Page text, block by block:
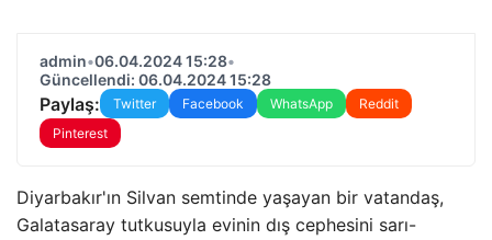
admin•06.04.2024 15:28•
Güncellendi: 06.04.2024 15:28
Paylaş: Twitter Facebook WhatsApp
Reddit
Pinterest
Diyarbakır'ın Silvan semtinde yaşayan bir vatandaş,
Galatasaray tutkusuyla evinin dış cephesini sarı-